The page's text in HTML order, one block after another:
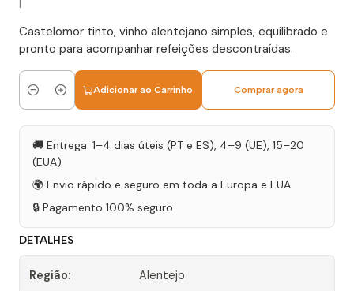
Castelomor tinto, vinho alentejano simples, equilibrado e
pronto para acompanhar refeições descontraídas.
Quantidade
Adicionar ao Carrinho Comprar agora
🚚 Entrega: 1–4 dias úteis (PT e ES), 4–9 (UE), 15–20
(EUA)
🌍 Envio rápido e seguro em toda a Europa e EUA
🔒 Pagamento 100% seguro
DETALHES
Região: Alentejo